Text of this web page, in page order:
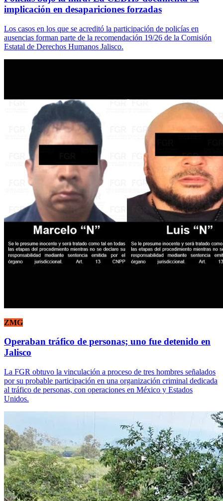
implicación en desapariciones forzadas
Los casos en los que se acreditó la participación de policías en
ausencias forman parte de la recomendación 19/26 de la Comisión
Estatal de Derechos Humanos Jalisco.
ZMG
Operaban tráfico de personas; uno fue detenido en
Jalisco
La FGR obtuvo la vinculación a proceso de tres hombres señalados
por su probable participación en una organización criminal dedicada
al tráfico de personas, con operaciones en México y Estados
Unidos.